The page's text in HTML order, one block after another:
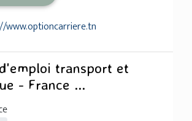
www.optioncarriere.tn
transport et
- France ...